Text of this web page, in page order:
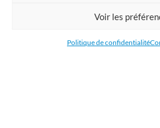
Voir les
Politique de confidentialité
entreprise. Nous imprimons : bâche, tissu,
Belgique, aux Pays-Bas et au Luxembourg